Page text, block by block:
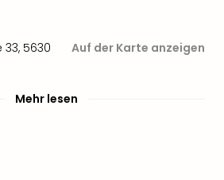
33, 5630
Auf der Karte anzeigen
Mehr lesen